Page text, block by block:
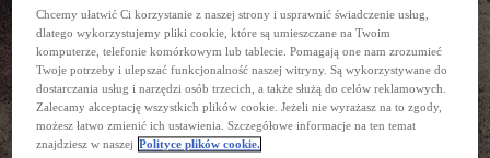
Chcemy ułatwić Ci korzystanie z naszej strony i usprawnić świadczenie usług,
dlatego wykorzystujemy pliki cookie, które są umieszczane na Twoim
komputerze, telefonie komórkowym lub tablecie. Pomagają one nam zrozumieć
Twoje potrzeby i ulepszać funkcjonalność naszej witryny. Są wykorzystywane do
dostarczania usług i narzędzi osób trzecich, a także służą do celów reklamowych.
Zalecamy akceptację wszystkich plików cookie. Jeżeli nie wyrażasz na to zgody,
możesz łatwo zmienić ich ustawienia. Szczegółowe informacje na ten temat
znajdziesz w naszej Polityce plików cookie.